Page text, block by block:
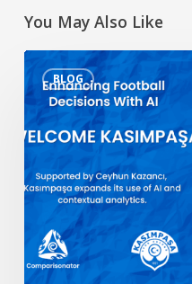
You May Also Like
BLOG
Verbesserte
Fußballentscheidungen
mit
KI
Willkommen
Kasımpaşa